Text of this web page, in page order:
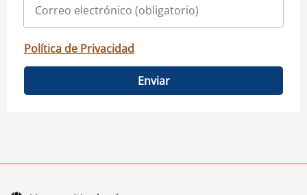
Política de Privacidad
Enviar